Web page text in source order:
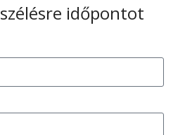
időpontot